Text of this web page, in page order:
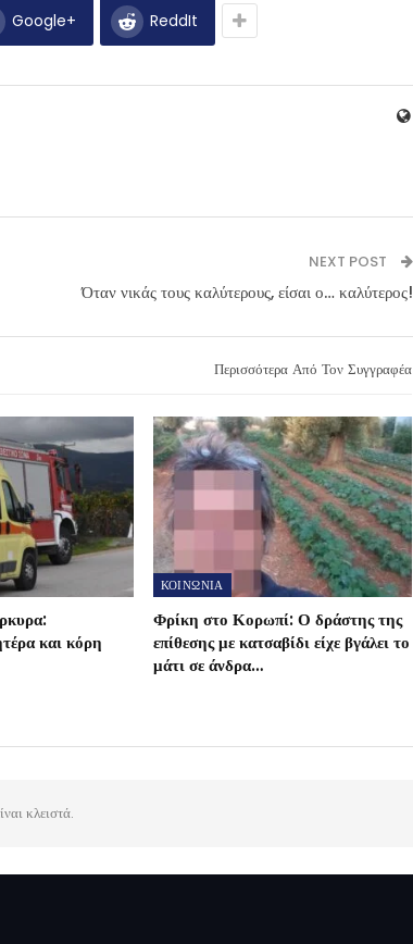
Google+ ReddIt
NEXT POST
Όταν νικάς τους καλύτερους, είσαι ο… καλύτερος!
Περισσότερα Από Τον Συγγραφέα
και κόρη
ΚΟΙΝΩΝΙΑ
Φρίκη στο Κορωπί: Ο δράστης της
επίθεσης με κατσαβίδι είχε βγάλει το
μάτι σε άνδρα…
κλειστά.